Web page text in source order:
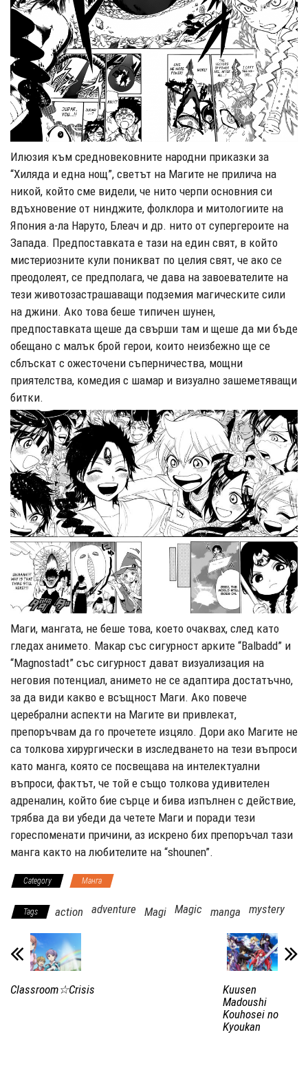
Илюзия към средновековните народни приказки за
“Хиляда и една нощ”, светът на Магите не прилича на
никой, който сме видели, че нито черпи основния си
вдъхновение от нинджите, фолклора и митологиите на
Япония а-ла Наруто, Блеач и др. нито от супергероите на
Запада. Предпоставката е тази на един свят, в който
мистериозните кули поникват по целия свят, че ако се
преодолеят, се предполага, че дава на завоевателите на
тези животозастрашаващи подземия магическите сили
на джини. Ако това беше типичен шунен,
предпоставката щеше да свърши там и щеше да ми бъде
обещано с малък брой герои, които неизбежно ще се
сблъскат с ожесточени съперничества, мощни
приятелства, комедия с шамар и визуално зашеметяващи
битки.
Маги, мангата, не беше това, което очаквах, след като
гледах анимето. Макар със сигурност арките “Balbadd” и
“Magnostadt” със сигурност дават визуализация на
неговия потенциал, анимето не се адаптира достатъчно,
за да види какво е всъщност Маги. Ако повече
церебрални аспекти на Магите ви привлекат,
препоръчвам да го прочетете изцяло. Дори ако Магите не
са толкова хирургически в изследването на тези въпроси
като манга, която се посвещава на интелектуални
въпроси, фактът, че той е също толкова удивителен
адреналин, който бие сърце и бива изпълнен с действие,
трябва да ви убеди да четете Маги и поради тези
гореспоменати причини, аз искрено бих препоръчал тази
манга както на любителите на “shounen”.
Category Манга
Tags action adventure Magi Magic manga mystery
Classroom☆Crisis
Kuusen
Madoushi
Kouhosei no
Kyoukan